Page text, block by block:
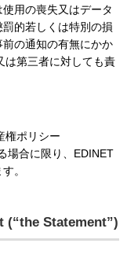
用の喪失又はデータ
的若しくは特別の損
の通知の有無にかか
は第三者に対しても責
権ポリシー
場合に限り、EDINET
。
(“the Statement”)